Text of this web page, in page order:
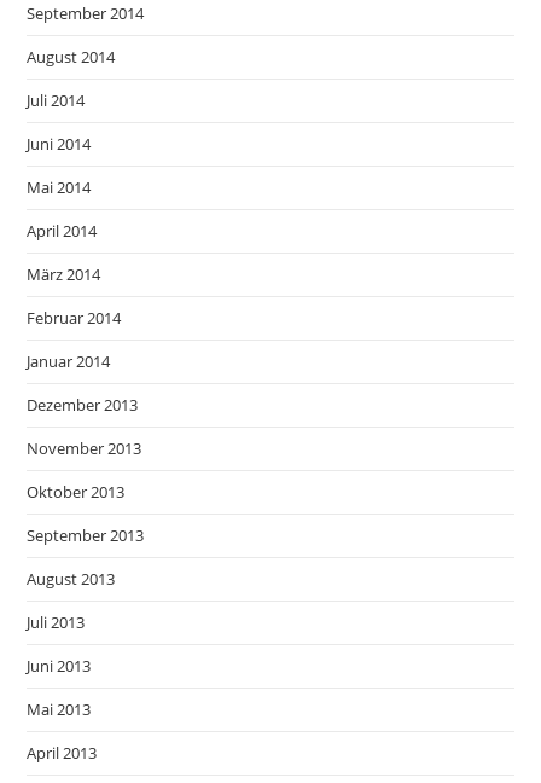
September 2014
August 2014
Juli 2014
Juni 2014
Mai 2014
April 2014
März 2014
Februar 2014
Januar 2014
Dezember 2013
November 2013
Oktober 2013
September 2013
August 2013
Juli 2013
Juni 2013
Mai 2013
April 2013